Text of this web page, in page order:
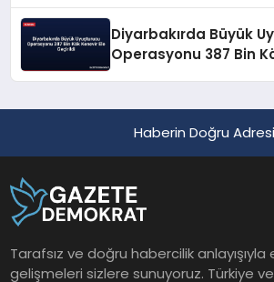
Diyarbakırda Büyük
Operasyonu 387 Bin
Haberin Doğru Adresi
Tarafsız ve doğru habercilik anlayışıyla
gelişmeleri sizlere sunuyoruz. Türkiye